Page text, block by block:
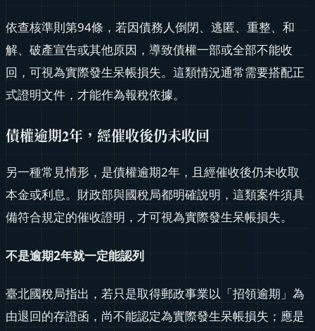
依查核準則第94條，若因債務人倒閉、逃匿、重整、和
解、破產宣告或其他原因，導致債權一部或全部不能收
回，可視為實際發生呆帳損失。這類情況通常需要搭配正
式證明文件，才能作為報稅依據。
債權逾期2年，經催收後仍未收回
另一種常見情形，是債權逾期2年，且經催收後仍未收取
本金或利息。財政部與國稅局都明確說明，這類案件須具
備符合規定的催收證明，才可視為實際發生呆帳損失。
不是逾期2年就一定能認列
臺北國稅局指出，若只是取得郵政事業以「招領逾期」為
由退回的存證函，尚不能認定為實際發生呆帳損失；應是